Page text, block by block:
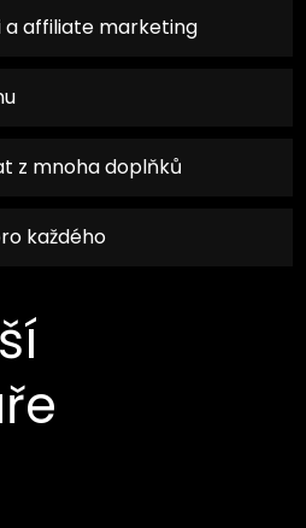
a affiliate marketing
z mnoha doplňků
každého